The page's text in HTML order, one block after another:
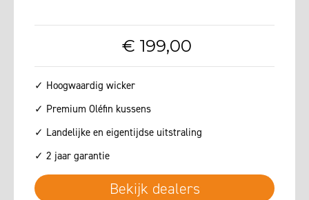
€ 199,00
✓ Hoogwaardig wicker
✓ Premium Oléfin kussens
✓ Landelijke en eigentijdse uitstraling
✓ 2 jaar garantie
Bekijk dealers